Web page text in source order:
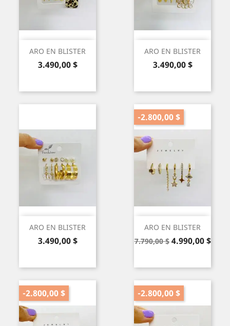
ARO EN BLISTER
Precio
3.490,00 $
ARO EN BLISTER
Precio
3.490,00 $
ARO EN BLISTER
Precio
3.490,00 $
ARO EN BLISTER
Precio
7.790,00 $ Precio
4.990,00 $
-2.800,00 $
-2.800,00 $ -2.800,00 $